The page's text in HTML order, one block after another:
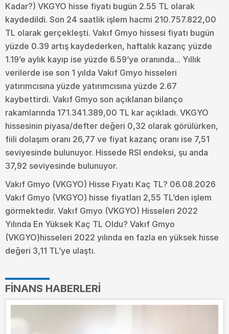
Kadar?) VKGYO hisse fiyatı bugün 2.55 TL olarak
kaydedildi. Son 24 saatlik işlem hacmi 210.757.822,00
TL olarak gerçekleşti. Vakıf Gmyo hissesi fiyatı bugün
yüzde 0.39 artış kaydederken, haftalık kazanç yüzde
1.19’e aylık kayıp ise yüzde 6.59’ye oranında... Yıllık
verilerde ise son 1 yılda Vakıf Gmyo hisseleri
yatırımcısına yüzde yatırımcısına yüzde 2.67
kaybettirdi. Vakıf Gmyo son açıklanan bilanço
rakamlarında 171.341.389,00 TL kar açıkladı. VKGYO
hissesinin piyasa/defter değeri 0,32 olarak görülürken,
fiili dolaşım oranı 26,77 ve fiyat kazanç oranı ise 7,51
seviyesinde bulunuyor. Hissede RSI endeksi, şu anda
37,92 seviyesinde bulunuyor.
Vakıf Gmyo (VKGYO) Hisse Fiyatı Kaç TL? 06.08.2026
Vakıf Gmyo (VKGYO) hisse fiyatları 2,55 TL’den işlem
görmektedir. Vakıf Gmyo (VKGYO) Hisseleri 2022
Yılında En Yüksek Kaç TL Oldu? Vakıf Gmyo
(VKGYO)hisseleri 2022 yılında en fazla en yüksek hisse
değeri 3,11 TL’ye ulaştı.
FINANS HABERLERI